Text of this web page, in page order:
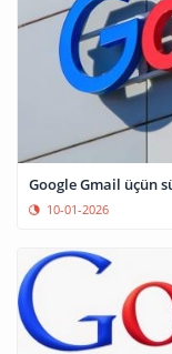
Google Gmail üçün
10-01-2026